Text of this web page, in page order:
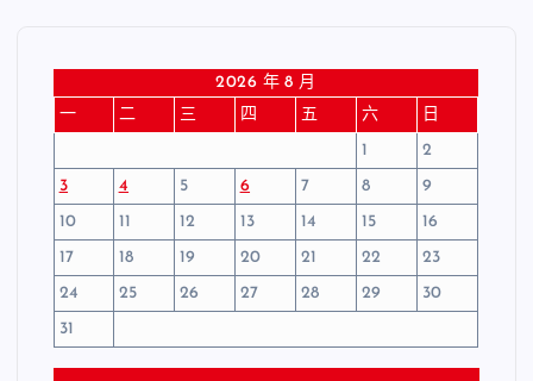
2026 年 8 月
一
二 三 四 五 六
日
1
2
3
4 5 6 7 8
9
10
11 12 13 14 15
16
17
18 19 20 21 22
23
24
25 26 27 28 29
30
31